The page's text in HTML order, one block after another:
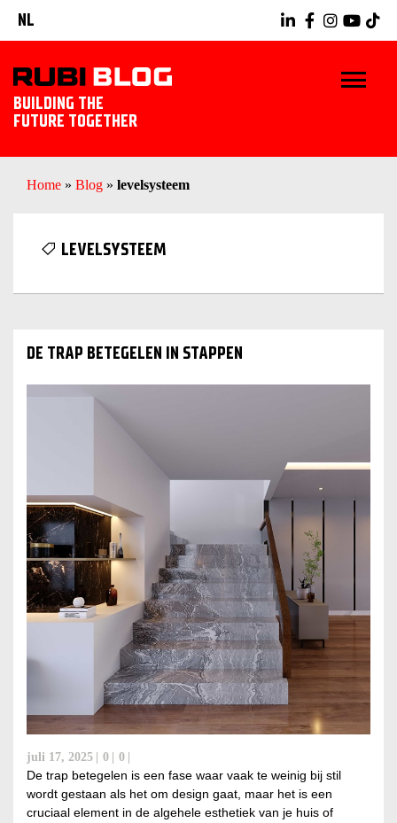
NL
BUILDING THE
FUTURE TOGETHER
HOME
ONTDEK RUBI
Home » Blog » levelsysteem
LEVELSYSTEEM
DE TRAP BETEGELEN IN STAPPEN
juli 17, 2025 0 0
De trap betegelen is een fase waar vaak te weinig bij stil
wordt gestaan als het om design gaat, maar het is een
cruciaal element in de algehele esthetiek van je huis of